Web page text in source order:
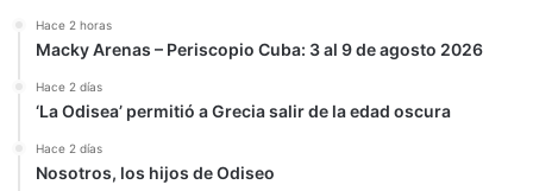
Hace 2 horas
Macky Arenas – Periscopio Cuba: 3 al 9 de agosto 2026
Hace 2 días
‘La Odisea’ permitió a Grecia salir de la edad oscura
Hace 2 días
Nosotros, los hijos de Odiseo